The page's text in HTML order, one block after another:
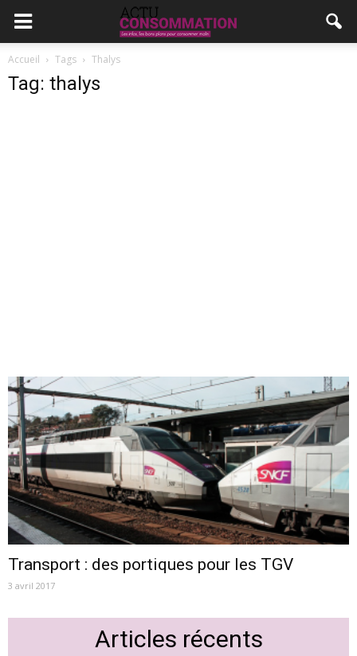
Accueil Tags Thalys
Tag: thalys
Transport : des portiques pour les TGV
3 avril 2017
Articles récents